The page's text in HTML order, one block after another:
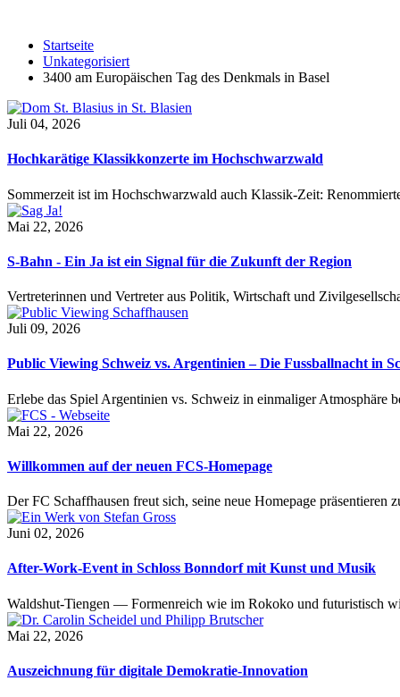
Startseite
Unkategorisiert
3400 am Europäischen Tag des Denkmals in Basel
Juli 04, 2026
Hochkarätige Klassikkonzerte im Hochschwarzwald
Sommerzeit ist im Hochschwarzwald auch Klassik-Zeit:
Mai 22, 2026
S-Bahn - Ein Ja ist ein Signal für die Zukunft der Region
Vertreterinnen und Vertreter aus Politik, Wirtschaft und
Juli 09, 2026
Public Viewing Schweiz vs. Argentinien – Die Fussballnacht in
Erlebe das Spiel Argentinien vs. Schweiz in einmaliger
Mai 22, 2026
Willkommen auf der neuen FCS-Homepage
Der FC Schaffhausen freut sich, seine neue Homepage
Juni 02, 2026
After-Work-Event in Schloss Bonndorf mit Kunst und Musik
Waldshut-Tiengen — Formenreich wie im Rokoko und futuristisch
Mai 22, 2026
Auszeichnung für digitale Demokratie-Innovation